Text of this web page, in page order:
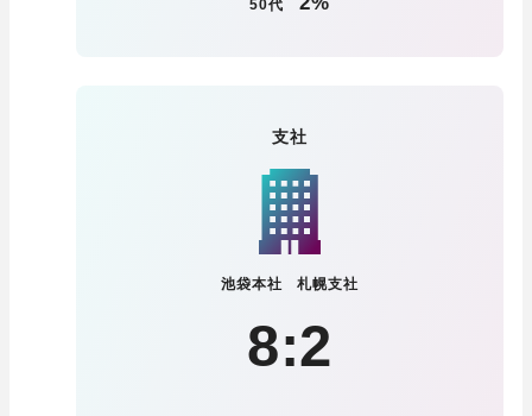
50代
支社
池袋本社 札幌支社
8:2